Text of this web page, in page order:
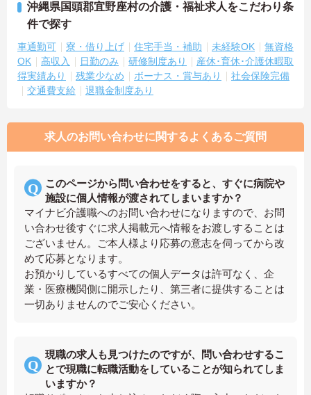
沖縄県国頭郡宜野座村の介護・福祉求人をこだわり条
件で探す
車通勤可 寮・借り上げ 住宅手当・補助 未経験OK
無資格
OK
高収入 日勤のみ 研修制度あり
産休･育休･介護休暇取
得実績あり
残業少なめ ボーナス・賞与あり
社会保険完備
交通費支給
退職金制度あり
求人のお問い合わせに関するよくあるご質問
このページから問い合わせをすると、すぐに病院や
施設に個人情報が渡されてしまいますか？
マイナビ介護職へのお問い合わせになりますので、お問
い合わせ後すぐに求人掲載元へ情報をお渡しすることは
ございません。ご本人様より応募の意志を伺ってから改
めて応募となります。
お預かりしているすべての個人データは許可なく、企
業・医療機関側に開示したり、第三者に提供することは
一切ありませんのでご安心ください。
現職の求人も見つけたのですが、問い合わせするこ
とで現職に転職活動をしていることが知られてしま
いますか？